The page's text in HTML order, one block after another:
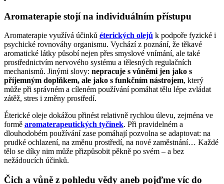
Aromaterapie stojí na individuálním přístupu
Aromaterapie využívá účinků éterických olejů k podpoře fyzické i
psychické rovnováhy organismu. Vychází z poznání, že těkavé
aromatické látky působí nejen přes smyslové vnímání, ale také
prostřednictvím nervového systému a tělesných regulačních
mechanismů. Jinými slovy: nepracuje s vůněmi jen jako s
příjemným doplňkem, ale jako s funkčním nástrojem, který
může při správném a cíleném používání pomáhat tělu lépe zvládat
zátěž, stres i změny prostředí.
Éterické oleje dokážou přinést relativně rychlou úlevu, zejména ve
formě aromaterapeutických tyčinek. Při pravidelném a
dlouhodobém používání zase pomáhají pozvolna se adaptovat: na
prudké ochlazení, na změnu prostředí, na nové zaměstnání… Každé
tělo se díky nim může přizpůsobit pěkně po svém – a bez
nežádoucích účinků.
Čich a vůně z pohledu vědy aneb pojďme víc do